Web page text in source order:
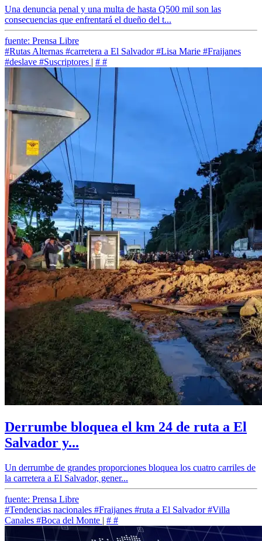
Una denuncia penal y una multa de hasta Q500 mil son las
consecuencias que enfrentará el dueño del t...
fuente: Prensa Libre
#Rutas Alternas #carretera a El Salvador #Lisa Marie #Fraijanes
#deslave #Suscriptores | # #
Derrumbe bloquea el km 24 de ruta a El
Salvador y...
Un derrumbe de grandes proporciones bloquea los cuatro carriles de
la carretera a El Salvador, gener...
fuente: Prensa Libre
#Tendencias nacionales #Fraijanes #ruta a El Salvador #Villa
Canales #Boca del Monte | # #